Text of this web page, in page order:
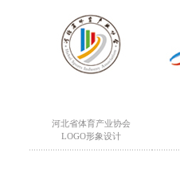
河北省体育产业协会
LOGO形象设计